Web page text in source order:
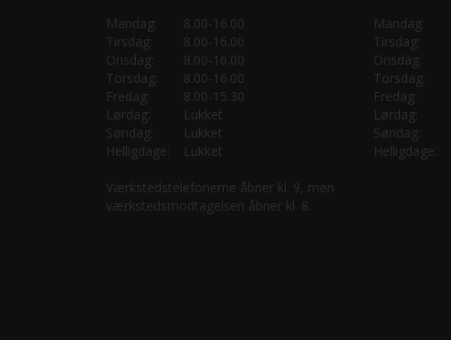
Mandag:
8.00-16.00
Tirsdag:
8.00-16.00
Onsdag:
8.00-16.00
Torsdag:
8.00-16.00
Fredag:
8.00-15.30
Lørdag:
Lukket
Søndag:
Lukket
Helligdage:
Lukket
Værkstedstelefonerne åbner kl. 9, men
værkstedsmodtagelsen åbner kl. 8.
Mandag:
Tirsdag:
Onsdag:
Torsdag:
Fredag:
Lørdag:
Søndag:
Helligdage: